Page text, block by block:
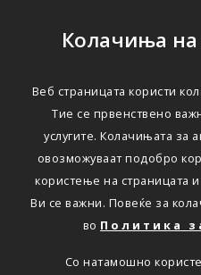
Колачиња на
Веб страницата користи
Тие се првенствено
услугите. Колачињата за
овозможуваат подобро
користење на страницата
Ви се важни. Повеќе за
во Политика
Со натамошно
КАКО ВО
Дома Новости КАКО ВО